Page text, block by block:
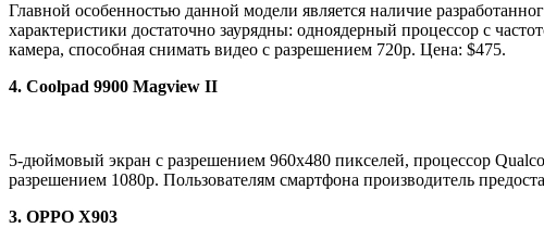
Главной особенностью данной модели является наличие
характеристики достаточно заурядны: одноядерный процессор с
камера, способная снимать видео с разрешением 720р. Цена: $475.
4. Coolpad 9900 Magview II
5-дюймовый экран с разрешением 960х480 пикселей, процессор
разрешением 1080р. Пользователям смартфона производитель
3. OPPO X903